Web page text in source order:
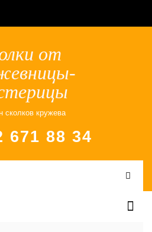
от
сколков кружева
671 88 34